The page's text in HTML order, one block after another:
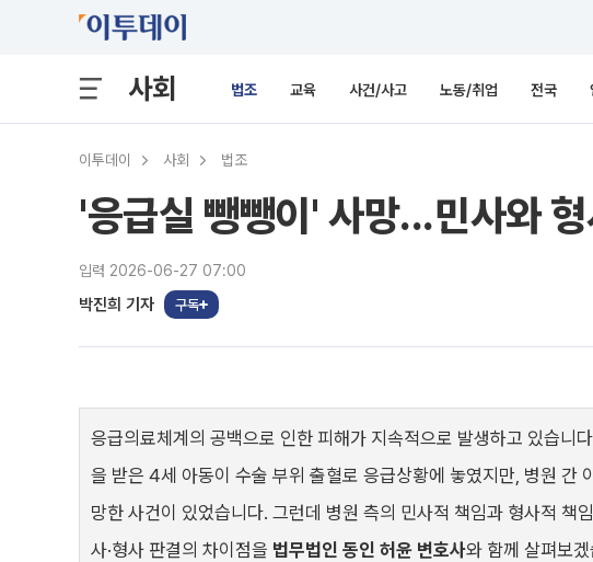
사회 법조 교육 사건/사고 노동/취업 전국
이투데이 사회 법조
'응급실 뺑뺑이' 사망...민사와
입력 2026-06-27 07:00
박진희 기자 구독
응급의료체계의 공백으로 인한 피해가 지속적으로 발생하고 있습니
을 받은 4세 아동이 수술 부위 출혈로 응급상황에 놓였지만, 병원 간
망한 사건이 있었습니다. 그런데 병원 측의 민사적 책임과 형사적 책
사·형사 판결의 차이점을 법무법인 동인 허윤 변호사와 함께 살펴보